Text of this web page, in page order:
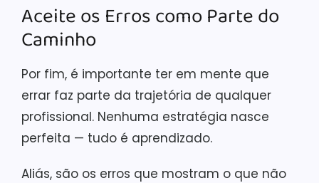
Aceite os Erros como Parte do
Caminho
Por fim, é importante ter em mente que
errar faz parte da trajetória de qualquer
profissional. Nenhuma estratégia nasce
perfeita — tudo é aprendizado.
Aliás, são os erros que mostram o que não